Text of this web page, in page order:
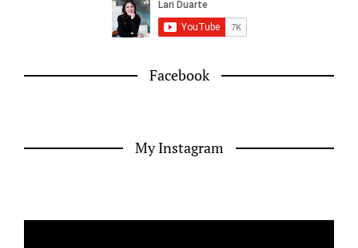
Facebook
My Instagram